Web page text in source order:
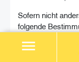
Sofern nicht
folgende
Mit dem
Daten aus dem